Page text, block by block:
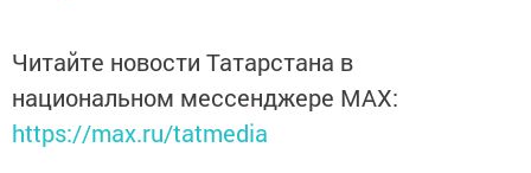
Читайте новости Татарстана в
национальном мессенджере MАХ:
https://max.ru/tatmedia